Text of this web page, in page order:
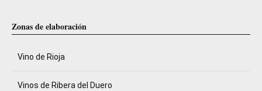
Zonas de elaboración
Vino de Rioja
Vinos de Ribera del Duero